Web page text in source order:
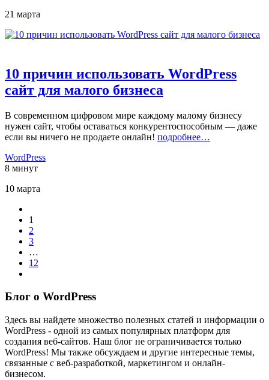
21 марта
10 причин использовать WordPress
сайт для малого бизнеса
В современном цифровом мире каждому малому бизнесу
нужен сайт, чтобы оставаться конкурентоспособным — даже
если вы ничего не продаете онлайн! подробнее…
WordPress
8 минут
10 марта
1
2
3
…
12
Блог о WordPress
Здесь вы найдете множество полезных статей и информации о
WordPress - одной из самых популярных платформ для
создания веб-сайтов. Наш блог не ограничивается только
WordPress! Мы также обсуждаем и другие интересные темы,
связанные с веб-разработкой, маркетингом и онлайн-
бизнесом.